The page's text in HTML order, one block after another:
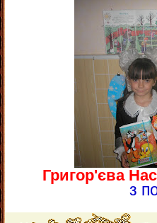
Григор'єва
з